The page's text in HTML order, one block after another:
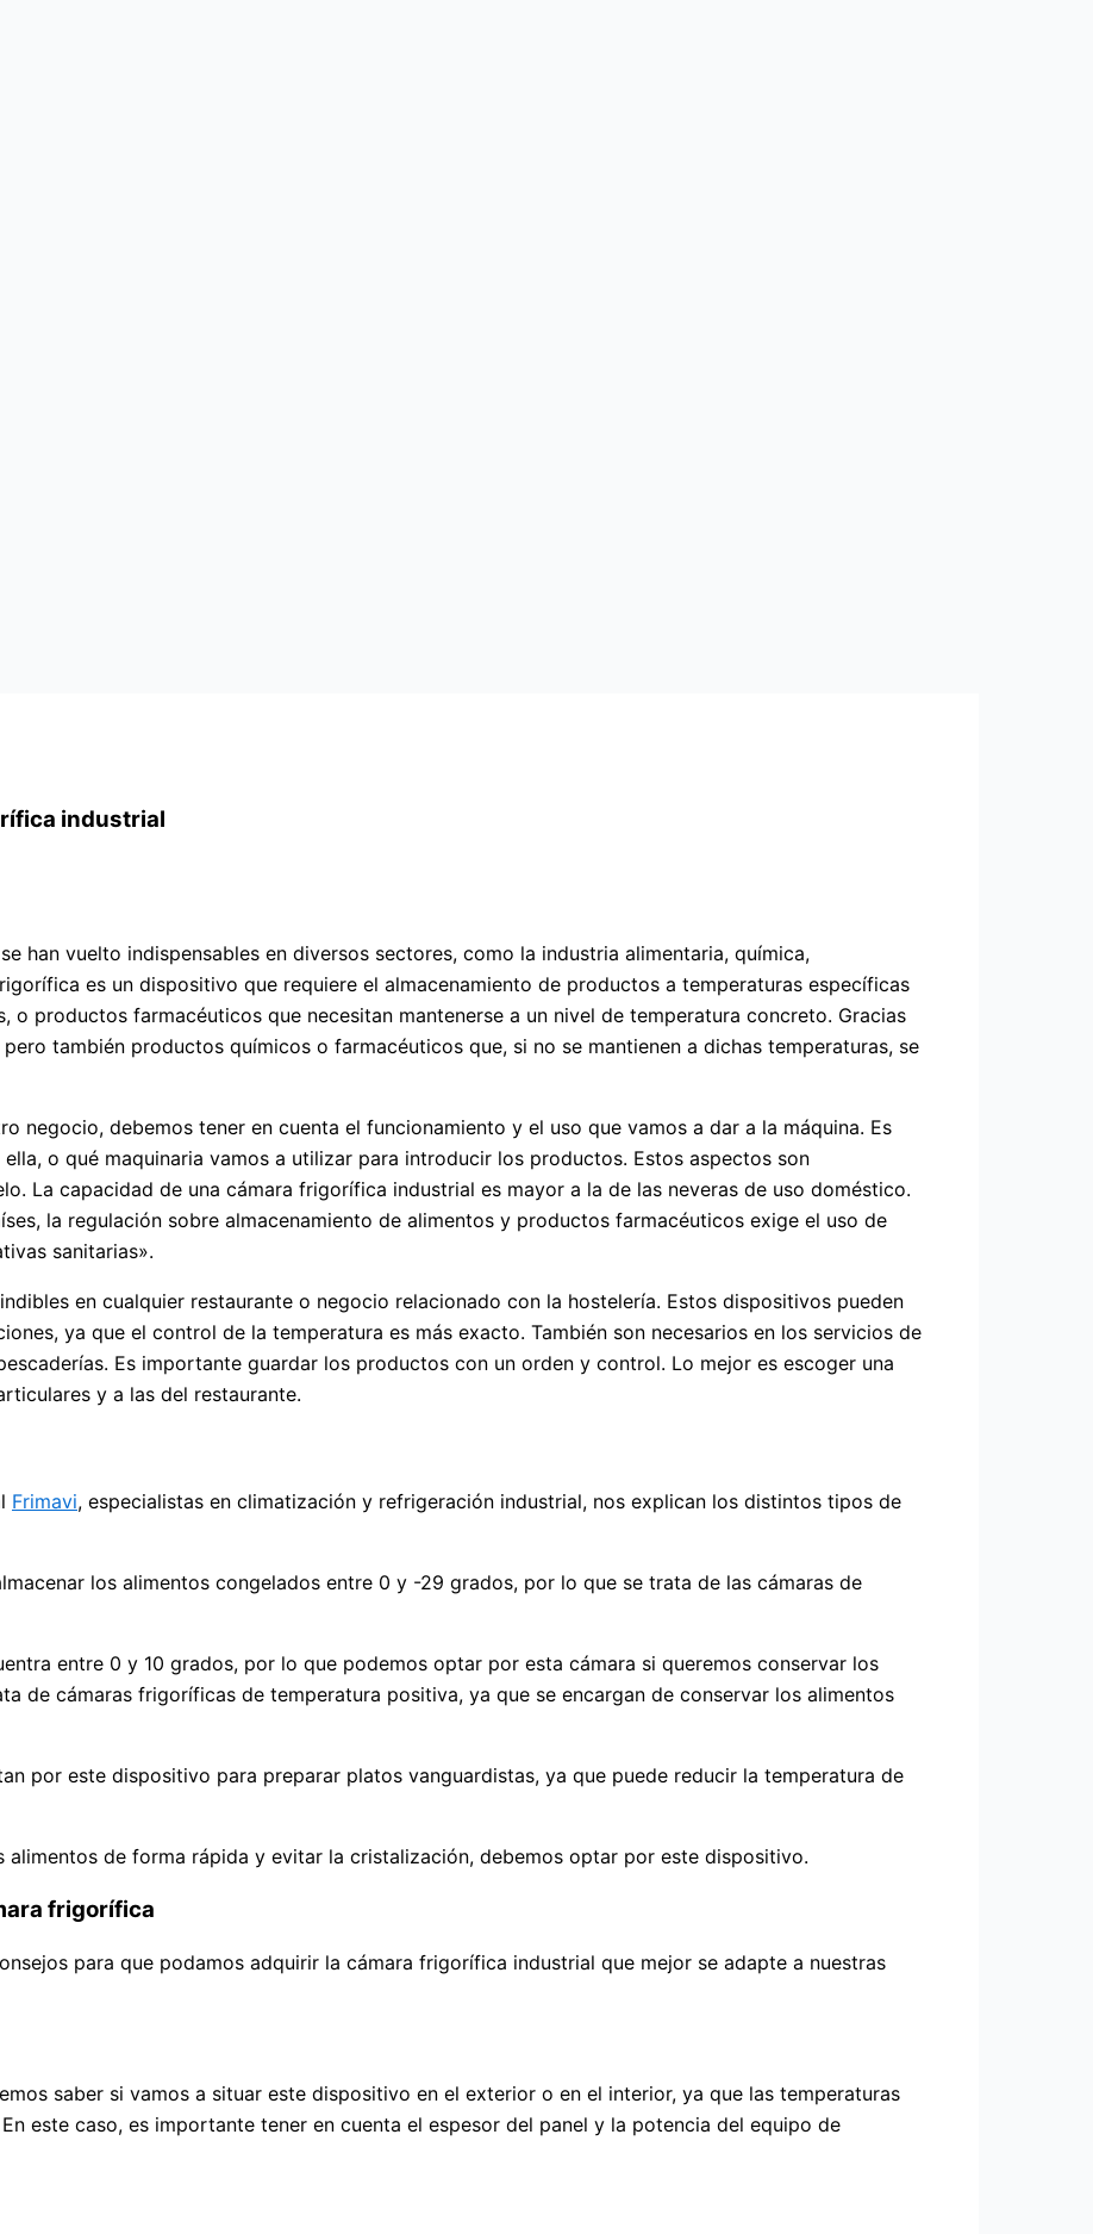
industrial
han vuelto indispensables en diversos sectores, como la industria alimentaria, química,
es un dispositivo que requiere el almacenamiento de productos a temperaturas específicas
o productos farmacéuticos que necesitan mantenerse a un nivel de temperatura concreto. Gracias
también productos químicos o farmacéuticos que, si no se mantienen a dichas temperaturas, se
negocio, debemos tener en cuenta el funcionamiento y el uso que vamos a dar a la máquina. Es
o qué maquinaria vamos a utilizar para introducir los productos. Estos aspectos son
La capacidad de una cámara frigorífica industrial es mayor a la de las neveras de uso doméstico.
la regulación sobre almacenamiento de alimentos y productos farmacéuticos exige el uso de
sanitarias».
en cualquier restaurante o negocio relacionado con la hostelería. Estos dispositivos pueden
ya que el control de la temperatura es más exacto. También son necesarios en los servicios de
Es importante guardar los productos con un orden y control. Lo mejor es escoger una
y a las del restaurante.
Frimavi, especialistas en climatización y refrigeración industrial, nos explican los distintos tipos de
los alimentos congelados entre 0 y -29 grados, por lo que se trata de las cámaras de
entre 0 y 10 grados, por lo que podemos optar por esta cámara si queremos conservar los
de cámaras frigoríficas de temperatura positiva, ya que se encargan de conservar los alimentos
por este dispositivo para preparar platos vanguardistas, ya que puede reducir la temperatura de
alimentos de forma rápida y evitar la cristalización, debemos optar por este dispositivo.
frigorífica
para que podamos adquirir la cámara frigorífica industrial que mejor se adapte a nuestras
saber si vamos a situar este dispositivo en el exterior o en el interior, ya que las temperaturas
este caso, es importante tener en cuenta el espesor del panel y la potencia del equipo de